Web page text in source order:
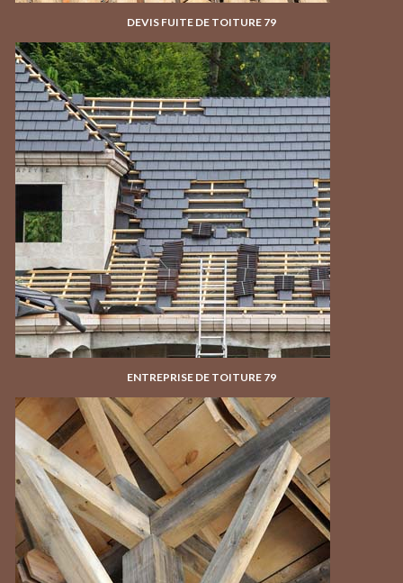
DEVIS FUITE DE TOITURE 79
ENTREPRISE DE TOITURE 79